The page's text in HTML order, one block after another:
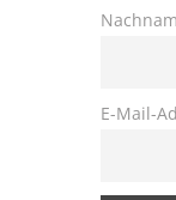
E-Mail-